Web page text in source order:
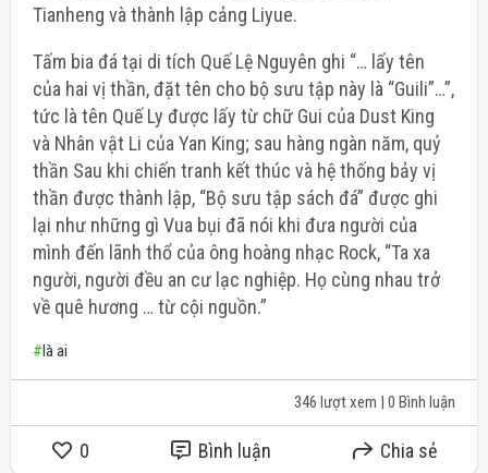
Tianheng và thành lập cảng Liyue.
Tấm bia đá tại di tích Quế Lệ Nguyên ghi “… lấy tên
của hai vị thần, đặt tên cho bộ sưu tập này là “Guili”…”,
tức là tên Quế Ly được lấy từ chữ Gui của Dust King
và Nhân vật Li của Yan King; sau hàng ngàn năm, quỷ
thần Sau khi chiến tranh kết thúc và hệ thống bảy vị
thần được thành lập, “Bộ sưu tập sách đá” được ghi
lại như những gì Vua bụi đã nói khi đưa người của
mình đến lãnh thổ của ông hoàng nhạc Rock, “Ta xa
người, người đều an cư lạc nghiệp. Họ cùng nhau trở
về quê hương … từ cội nguồn.”
#là ai
346 lượt xem | 0 Bình luận
0 Bình luận Chia sẻ